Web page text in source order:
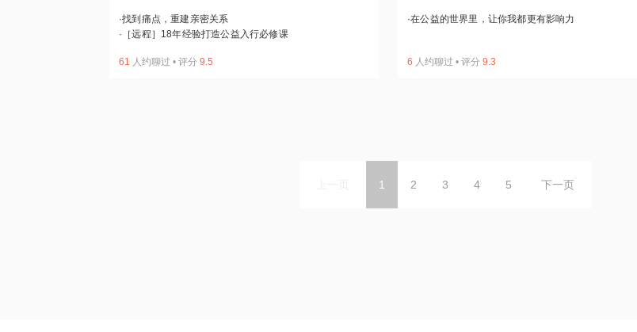
·找到痛点，重建亲密关系
· ［远程］18年经验打造公益入行必修课
61 人约聊过 • 评分 9.5
·在公益的世界里，让你我都更有影响力
6 人约聊过 • 评分 9.3
1 2 3 4 5 下一页